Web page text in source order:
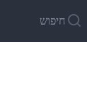
חיפוש